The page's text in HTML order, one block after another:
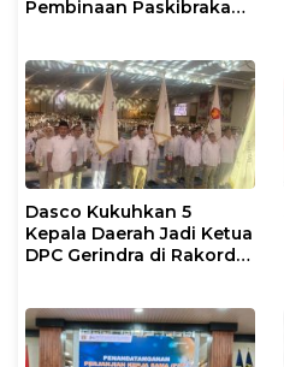
Pembinaan Paskibraka
Dasco Kukuhkan 5
Kepala Daerah Jadi Ketua
DPC Gerindra di Rakorda